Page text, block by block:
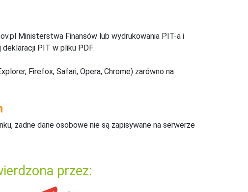
Ministerstwa Finansów lub wydrukowania PIT-a i
PIT w pliku PDF.
Firefox, Safari, Opera, Chrome) zarówno na
żadne dane osobowe nie są zapisywane na serwerze
przez: